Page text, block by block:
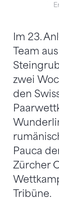
Im 23.
Team
zwei
den
Pauca
Zürcher
Tribüne.